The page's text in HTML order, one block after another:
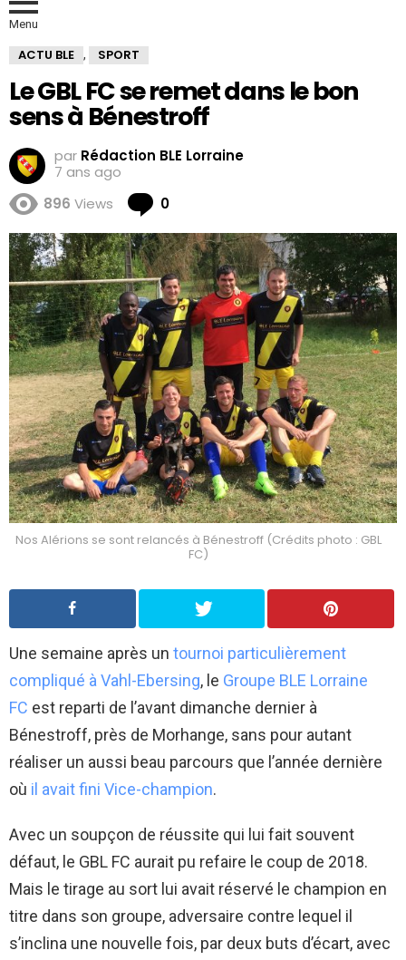
Menu
ACTU BLE , SPORT
Le GBL FC se remet dans le bon
sens à Bénestroff
par Rédaction BLE Lorraine
7 ans ago
896 Views 0
Nos Alérions se sont relancés à Bénestroff (Crédits photo : GBL
FC)
Une semaine après un tournoi particulièrement
compliqué à Vahl-Ebersing, le Groupe BLE Lorraine
FC est reparti de l’avant dimanche dernier à
Bénestroff, près de Morhange, sans pour autant
réaliser un aussi beau parcours que l’année dernière
où il avait fini Vice-champion.
Avec un soupçon de réussite qui lui fait souvent
défaut, le GBL FC aurait pu refaire le coup de 2018.
Mais le tirage au sort lui avait réservé le champion en
titre dans son groupe, adversaire contre lequel il
s’inclina une nouvelle fois, par deux buts d’écart, avec